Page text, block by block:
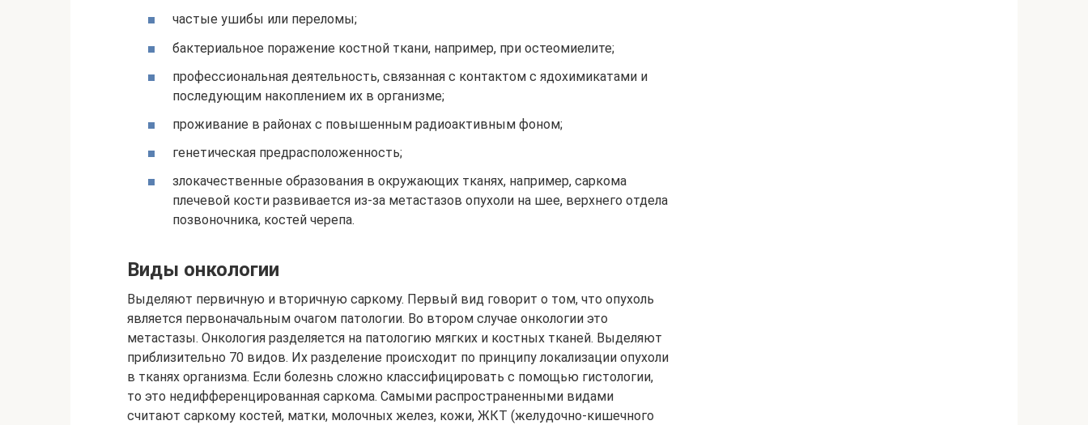
частые ушибы или переломы;
бактериальное поражение костной ткани, например, при остеомиелите;
профессиональная деятельность, связанная с контактом с ядохимикатами и
последующим накоплением их в организме;
проживание в районах с повышенным радиоактивным фоном;
генетическая предрасположенность;
злокачественные образования в окружающих тканях, например, саркома
плечевой кости развивается из-за метастазов опухоли на шее, верхнего отдела
позвоночника, костей черепа.
Виды онкологии
Выделяют первичную и вторичную саркому. Первый вид говорит о том, что опухоль
является первоначальным очагом патологии. Во втором случае онкологии это
метастазы. Онкология разделяется на патологию мягких и костных тканей. Выделяют
приблизительно 70 видов. Их разделение происходит по принципу локализации опухоли
в тканях организма. Если болезнь сложно классифицировать с помощью гистологии,
то это недифференцированная саркома. Самыми распространенными видами
считают саркому костей, матки, молочных желез, кожи, ЖКТ (желудочно-кишечного